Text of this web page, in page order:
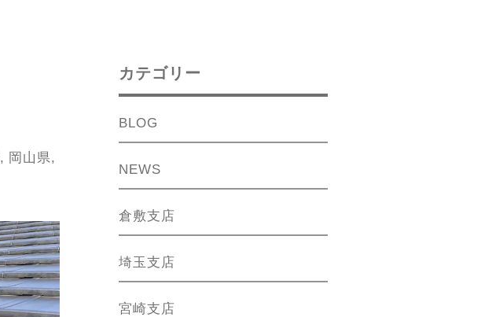
, 岡山県,
カテゴリー
BLOG
NEWS
倉敷支店
埼玉支店
宮崎支店